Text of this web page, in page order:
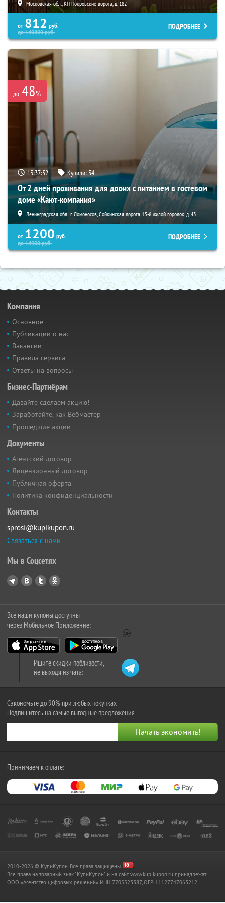
Московская обл., КП Покровские ворота, д. 182
от 812 руб.
до140800руб.
ПОДРОБНЕЕ
до 48%
13:37:51 Купили:34
От 2 дней проживания для двоих с питанием в гостевом
доме «Кают-компания»
Ленинградская обл., г. Ломоносов, Сойкинская дорога, 15-й жилой городок, д. 43
от 1200 руб.
до14900руб.
ПОДРОБНЕЕ
Компания
Основное
Публикации о нас
Вакансии
Правила сервиса
Ответы на вопросы
Бизнес-Партнёрам
Давайте сделаем акцию!
Заработайте, как Вебмастер
Прошедшие акции
Документы
Агентский договор
Лицензионный договор
Публичная оферта
Политика конфиденциальности
Контакты
sprosi@kupikupon.ru
Связаться с нами
Мы в Соцсетях
Все наши купоны доступны
через Мобильное Приложение:
Ищите скидки поблизости,
не выходя из чата:
Сэкономьте до 90% при любых покупках
Подпишитесь на самые выгодные предложения
Принимаем к оплате:
2010-2026 © КупиКупон. Все права защищены.
Все права на товарный знак "КупиКупон" и на сайт www.kupikupon.ru принадлежат
OOO «Агентство цифровых решений» ИНН 7705523387, ОГРН 1127747063212